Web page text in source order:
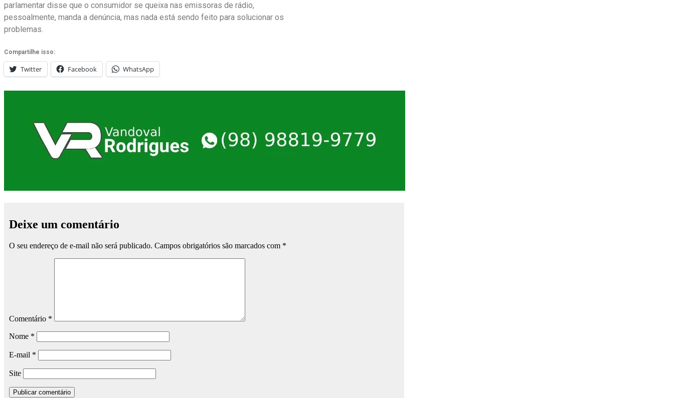
parlamentar disse que o consumidor se queixa nas emissoras de rádio,
pessoalmente, manda a denúncia, mas nada está sendo feito para solucionar os
problemas.
Compartilhe isso:
Twitter Facebook WhatsApp
Deixe um comentário
O seu endereço de e-mail não será publicado. Campos obrigatórios são marcados com *
Comentário *
Nome *
E-mail *
Site